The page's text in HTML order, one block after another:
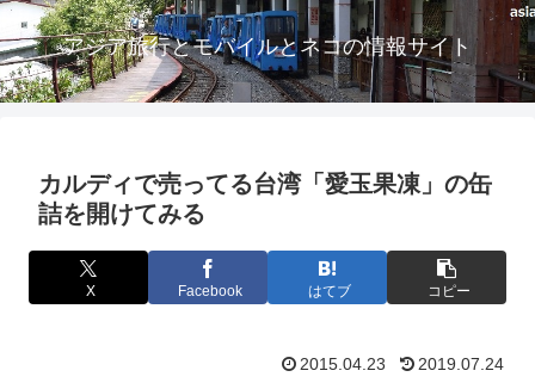
アジア旅行とモバイルとネコの情報サイト
カルディで売ってる台湾「愛玉果凍」の缶
詰を開けてみる
X Facebook はてブ コピー
2015.04.23 2019.07.24